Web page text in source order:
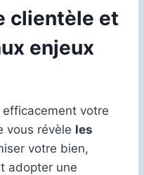
clientèle et
enjeux
votre
vous révèle les
votre bien,
adopter une